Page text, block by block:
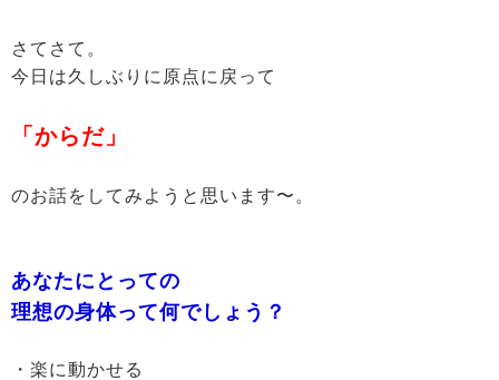
さてさて。
今日は久しぶりに原点に戻って
「からだ」
のお話をしてみようと思います〜。
あなたにとっての
理想の身体って何でしょう？
・楽に動かせる